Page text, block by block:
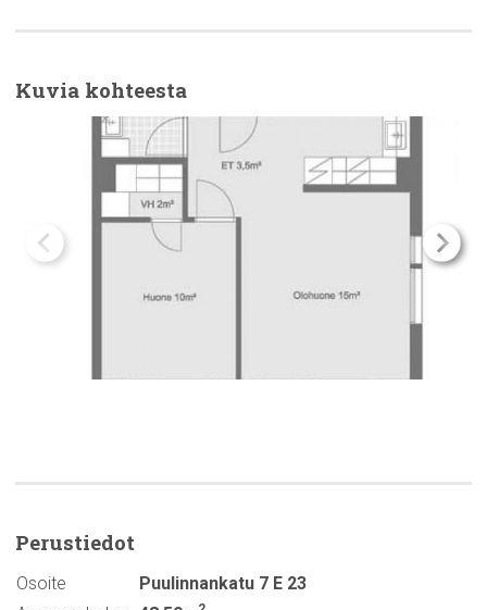
Kuvia kohteesta
Perustiedot
Osoite
Puulinnankatu 7 E 23